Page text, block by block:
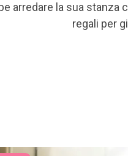
arredare la sua
regali per